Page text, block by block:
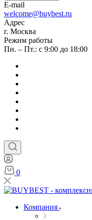
E-mail
welcome@buybest.ru
Адрес
г. Москва
Режим работы
Пн. – Пт.: с 9:00 до 18:00
0
Компания